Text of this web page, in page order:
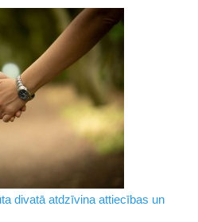
divatā atdzīvina attiecības un